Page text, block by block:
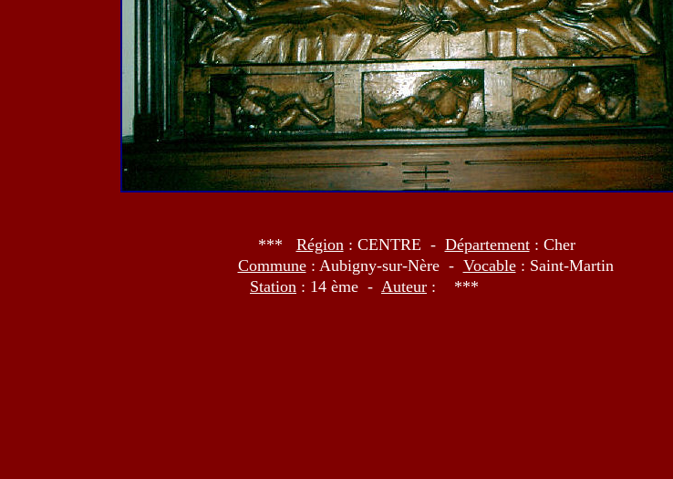
*** Région: CENTRE - Département: Cher
Commune: Aubigny-sur-Nère - Vocable: Saint-Martin
Station : 14 ème - Auteur : ***